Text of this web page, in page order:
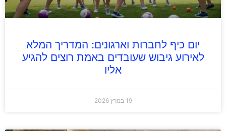
יום כיף לחברות וארגונים: המדריך המלא
לאירוע גיבוש שעובדים באמת רוצים להגיע
אליו
19 במרץ 2026